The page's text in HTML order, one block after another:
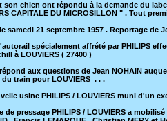
son chien ont répondu à la demande du
CAPITALE DU MICROSILLON " . Tout
samedi 21 septembre 1957 . Reportage
spécialement affrété par PHILIPS
à LOUVIERS ( 27400 )
aux questions de Jean NOHAIN
train pour LOUVIERS . . .
usine PHILIPS / LOUVIERS muni d'un
pressage PHILIPS / LOUVIERS a